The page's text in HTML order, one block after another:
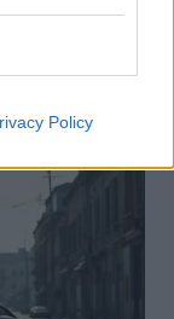
Policy